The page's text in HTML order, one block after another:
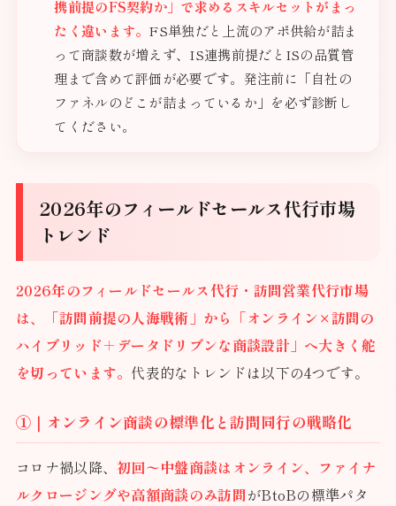
携前提のFS契約か」で求めるスキルセットがまっ
たく違います。 FS単独だと上流のアポ供給が詰ま
って商談数が増えず、IS連携前提だとISの品質管
理まで含めて評価が必要です。発注前に「自社の
ファネルのどこが詰まっているか」を必ず診断し
てください。
2026年のフィールドセールス代行市場
トレンド
2026年のフィールドセールス代行・訪問営業代行市場
は、「訪問前提の人海戦術」から「オンライン×訪問の
ハイブリッド＋データドリブンな商談設計」へ大きく舵
を切っています。 代表的なトレンドは以下の4つです。
①｜オンライン商談の標準化と訪問同行の戦略化
コロナ禍以降、 初回〜中盤商談はオンライン、ファイナ
ルクロージングや高額商談のみ訪問がBtoBの標準パタ